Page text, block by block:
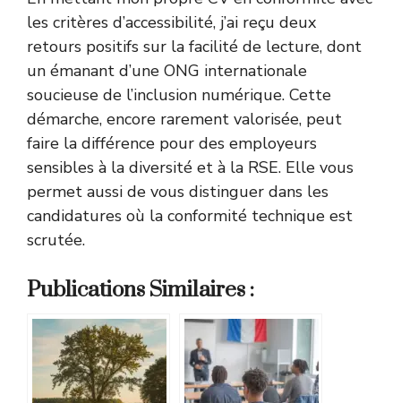
les critères d’accessibilité, j’ai reçu deux
retours positifs sur la facilité de lecture, dont
un émanant d’une ONG internationale
soucieuse de l’inclusion numérique. Cette
démarche, encore rarement valorisée, peut
faire la différence pour des employeurs
sensibles à la diversité et à la RSE. Elle vous
permet aussi de vous distinguer dans les
candidatures où la conformité technique est
scrutée.
Publications Similaires :